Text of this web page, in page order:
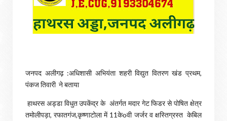
जनपद अलीगढ़ :अधिशासी अभियंता शहरी विद्युत वितरण खंड प्रथम,
पंकज तिवारी ने बताया
हाथरस अड्डा विधुत उपकेंद्र के अंतर्गत मदार गेट फिडर से पोषित क्षेत्र
तमोलीपड़ा, रफातगंज,कृष्णाटोला में 11केoवी जर्जर व क्षस्तिग्रस्त केबिल